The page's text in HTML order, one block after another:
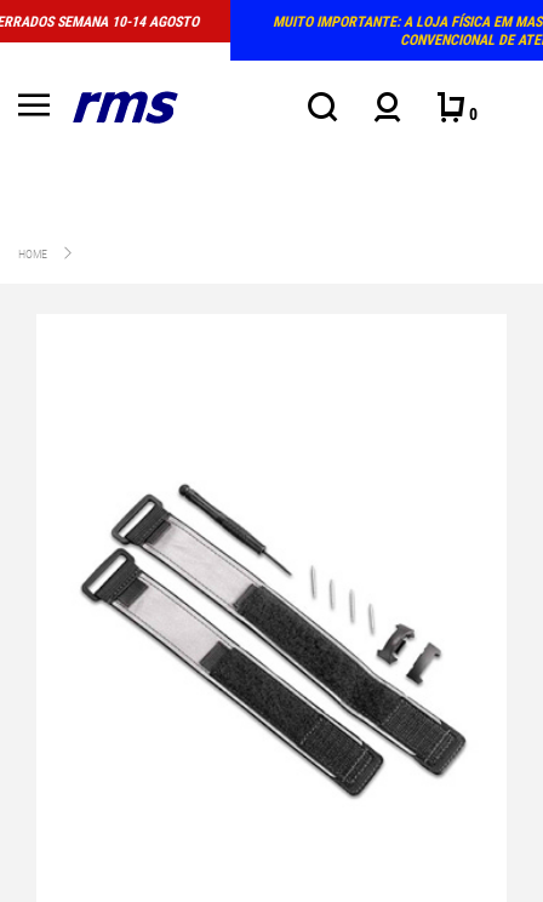
MUITO IMPORTANTE: A LOJA FÍSICA EM MASSAMÁ DEIXOU DE TER
CONVENCIONAL DE ATENDIMENTO
0
HOME